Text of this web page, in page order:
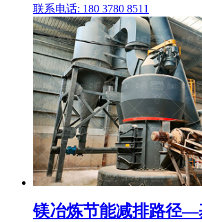
联系电话: 180 3780 8511
镁冶炼节能减排路径—